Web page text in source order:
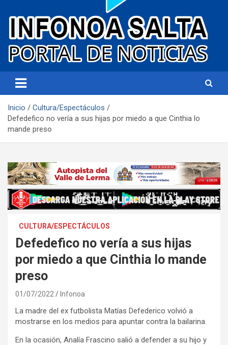
Infonoa Salta
Inicio
Cultura/Espectáculos
Defedefico no vería a sus hijas por miedo a que Cinthia lo
mande preso
CULTURA/ESPECTÁCULOS
Defedefico no vería a sus hijas
por miedo a que Cinthia lo mande
preso
01/07/2022 Infonoa
La madre del ex futbolista Matías Defederico volvió a
mostrarse en los medios para apuntar contra la bailarina.
En la ocasión, Analía Frascino salió a defender a su hijo y